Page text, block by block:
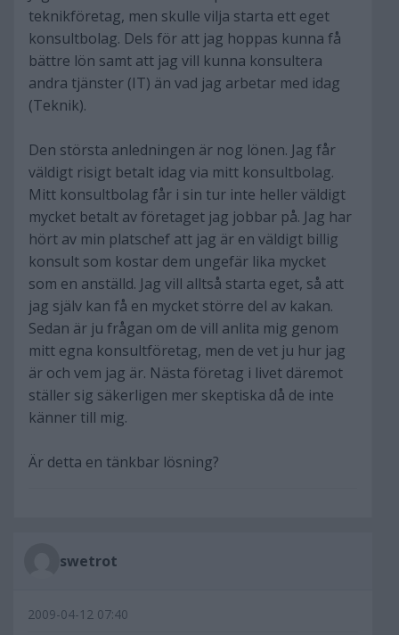
teknikföretag, men skulle vilja starta ett eget
konsultbolag. Dels för att jag hoppas kunna få
bättre lön samt att jag vill kunna konsultera
andra tjänster (IT) än vad jag arbetar med idag
(Teknik).
Den största anledningen är nog lönen. Jag får
väldigt risigt betalt idag via mitt konsultbolag.
Mitt konsultbolag får i sin tur inte heller väldigt
mycket betalt av företaget jag jobbar på. Jag har
hört av min platschef att jag är en väldigt billig
konsult som kostar dem ungefär lika mycket
som en anställd. Jag vill alltså starta eget, så att
jag själv kan få en mycket större del av kakan.
Sedan är ju frågan om de vill anlita mig genom
mitt egna konsultföretag, men de vet ju hur jag
är och vem jag är. Nästa företag i livet däremot
ställer sig säkerligen mer skeptiska då de inte
känner till mig.
Är detta en tänkbar lösning?
swetrot
2009-04-12 07:40